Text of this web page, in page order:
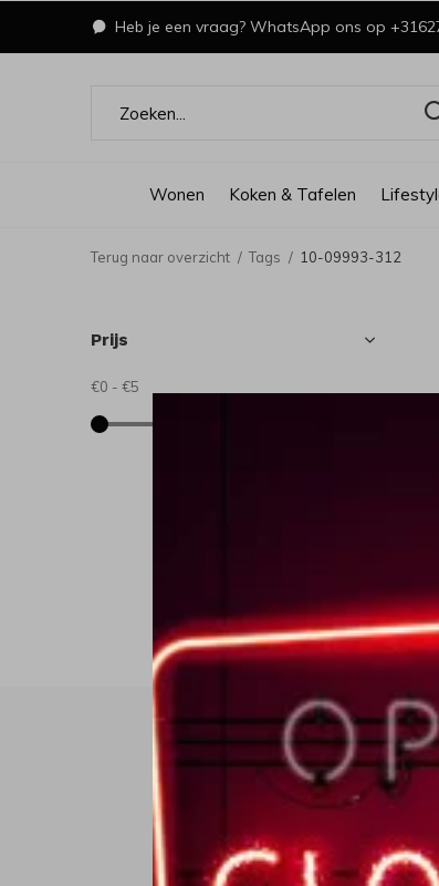
Wonen Koken & Tafelen
Heb je een vraag? WhatsApp ons op
Terug naar overzicht Tags 10-09993-312
Prijs
€0 - €5